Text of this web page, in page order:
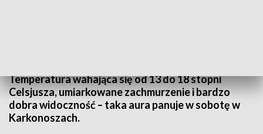
Temperatura wahająca się od 13 do 18 stopni
Celsjusza, umiarkowane zachmurzenie i bardzo
dobra widoczność – taka aura panuje w sobotę w
Karkonoszach.